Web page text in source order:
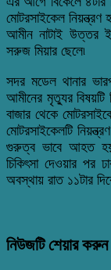
মোটরসাইকেল
আমীন নাটাই উত্তর
সরুজ মিয়ার ছেলে৷
সদর মডেল থানার
আমীনের মৃত্যুর বিষয়টি
বাজার থেকে
মোটরসাইকেলটি
গুরুত্ব ভাবে আহত হয়।
চিকিৎসা দেওয়ার পর
অবস্থায় রাত ১১টার
নিউজটি শেয়ার করুন